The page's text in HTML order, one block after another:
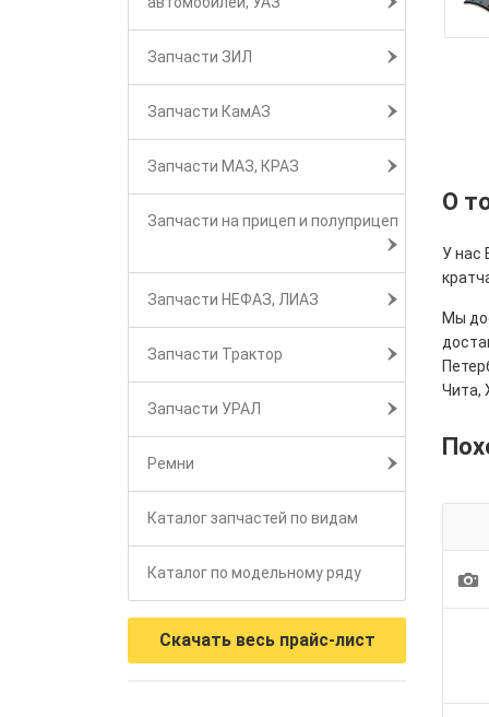
Запчасти ЗИЛ
Запчасти КамАЗ
Запчасти МАЗ, КРАЗ
Запчасти на прицеп и полуприцеп
Запчасти НЕФАЗ, ЛИАЗ
Запчасти Трактор
Запчасти УРАЛ
Ремни
Каталог запчастей по видам
Каталог по модельному ряду
Скачать весь прайс-лист
О
У нас
Мы
Чита,
1